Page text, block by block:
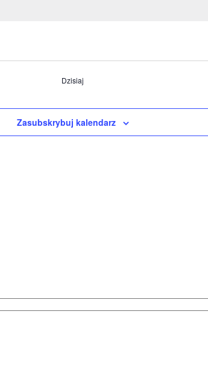
Dzisiaj
Zasubskrybuj kalendarz